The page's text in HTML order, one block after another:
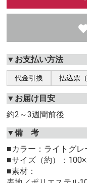
▼お支払い方法
代金引換 払込票
▼お届け目安
約2～3週間前後
▼備 考
■カラー：ライトグレ
■サイズ（約）：
■素材：